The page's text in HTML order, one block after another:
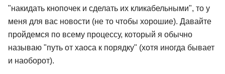
"накидать кнопочек и сделать их кликабельными", то у
меня для вас новости (не то чтобы хорошие). Давайте
пройдемся по всему процессу, который я обычно
называю "путь от хаоса к порядку" (хотя иногда бывает
и наоборот).